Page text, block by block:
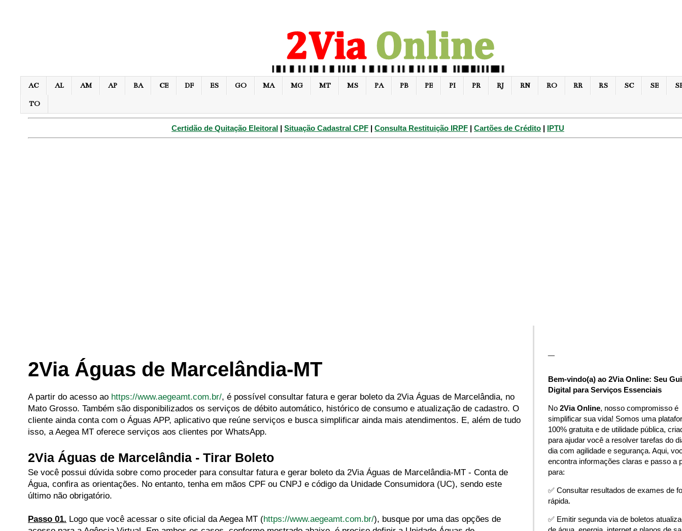
AC AL AM AP BA CE DF ES GO MA MG MT MS PA PB PE PI PR RJ RN RO RR RS SC SE
TO
Certidão de Quitação Eleitoral | Situação Cadastral CPF | Consulta Restituição IRPF | Cartões de Crédito | IPTU
2Via Águas de Marcelândia-MT
A partir do acesso ao https://www.aegeamt.com.br/, é possível consultar fatura e gerar boleto da 2Via Águas de Marcelândia, no
Mato Grosso. Também são disponibilizados os serviços de débito automático, histórico de consumo e atualização de cadastro. O
cliente ainda conta com o Águas APP, aplicativo que reúne serviços e busca simplificar ainda mais atendimentos. E, além de tudo
isso, a Aegea MT oferece serviços aos clientes por WhatsApp.
2Via Águas de Marcelândia - Tirar Boleto
Se você possui dúvida sobre como proceder para consultar fatura e gerar boleto da 2Via Águas de Marcelândia-MT - Conta de
Água, confira as orientações. No entanto, tenha em mãos CPF ou CNPJ e código da Unidade Consumidora (UC), sendo este
último não obrigatório.
Passo 01. Logo que você acessar o site oficial da Aegea MT (https://www.aegeamt.com.br/), busque por uma das opções de
Bem-vindo(a) ao 2Via Online: Seu
Digital para Serviços Essenciais
No 2Via Online, nosso compromisso é
simplificar sua vida! Somos uma
100% gratuita e de utilidade pública,
para ajudar você a resolver tarefas do
dia com agilidade e segurança. Aqui,
encontra informações claras e passo a
para:
✅ Consultar resultados de exames de
rápida.
✅ Emitir segunda via de boletos